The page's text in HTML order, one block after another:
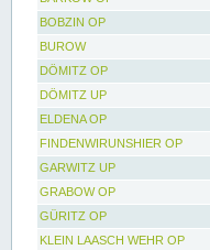
BOBZIN OP
BUROW
DÖMITZ OP
DÖMITZ UP
ELDENA OP
FINDENWIRUNSHIER OP
GARWITZ UP
GRABOW OP
GÜRITZ OP
KLEIN LAASCH WEHR OP